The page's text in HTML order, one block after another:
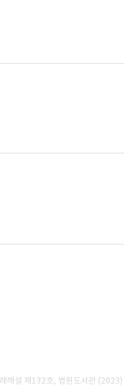
해설 제132호, 법원도서관 (2023)